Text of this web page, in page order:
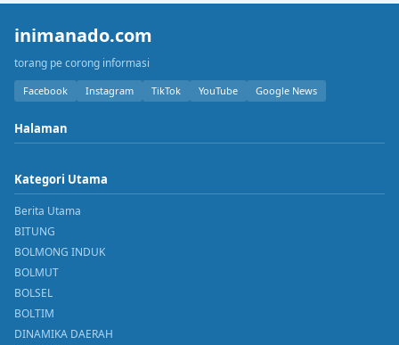
inimanado.com
torang pe corong informasi
Facebook Instagram TikTok YouTube Google News
Halaman
Kategori Utama
Berita Utama
BITUNG
BOLMONG INDUK
BOLMUT
BOLSEL
BOLTIM
DINAMIKA DAERAH